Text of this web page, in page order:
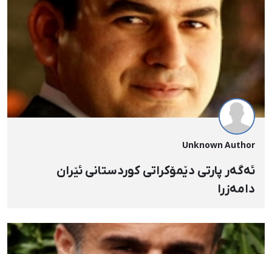
Unknown Author
ئەگەر پارتی دێمۆکراتی کوردستانی ئێران
دامەزرا